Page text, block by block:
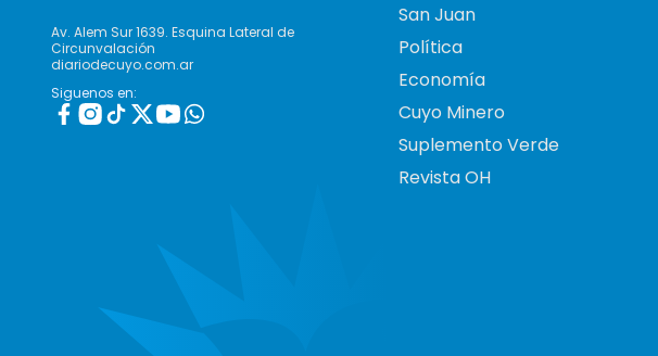
Av. Alem Sur 1639. Esquina Lateral de
Circunvalación
diariodecuyo.com.ar
Siguenos en:
San Juan
Política
Economía
Cuyo Minero
Suplemento Verde
Revista OH